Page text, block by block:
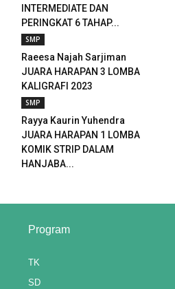
INTERMEDIATE DAN
PERINGKAT 6 TAHAP...
SMP
Raeesa Najah Sarjiman
JUARA HARAPAN 3 LOMBA
KALIGRAFI 2023
SMP
Rayya Kaurin Yuhendra
JUARA HARAPAN 1 LOMBA
KOMIK STRIP DALAM
HANJABA...
Program
TK
SD